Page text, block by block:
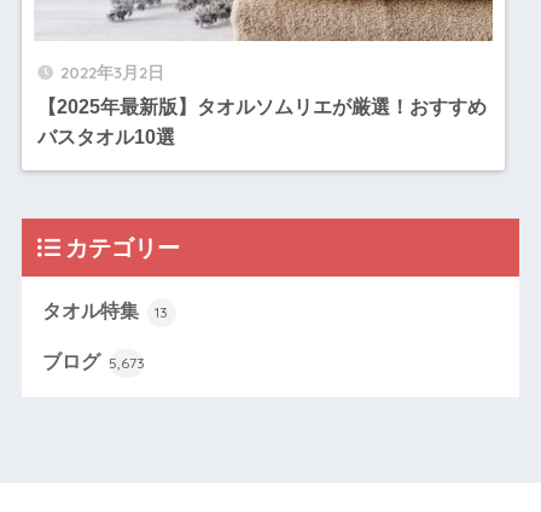
2022年3月2日
【2025年最新版】タオルソムリエが厳選！おすすめ
バスタオル10選
カテゴリー
タオル特集 13
ブログ 5,673